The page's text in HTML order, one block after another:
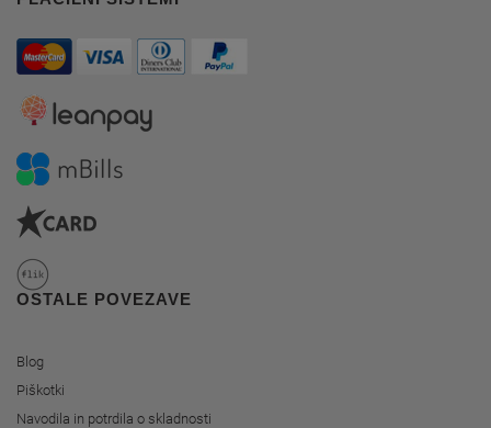
OSTALE POVEZAVE
Blog
Piškotki
Navodila in potrdila o skladnosti